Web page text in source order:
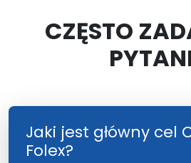
CZĘSTO
Jaki jest główny cel
Folex?